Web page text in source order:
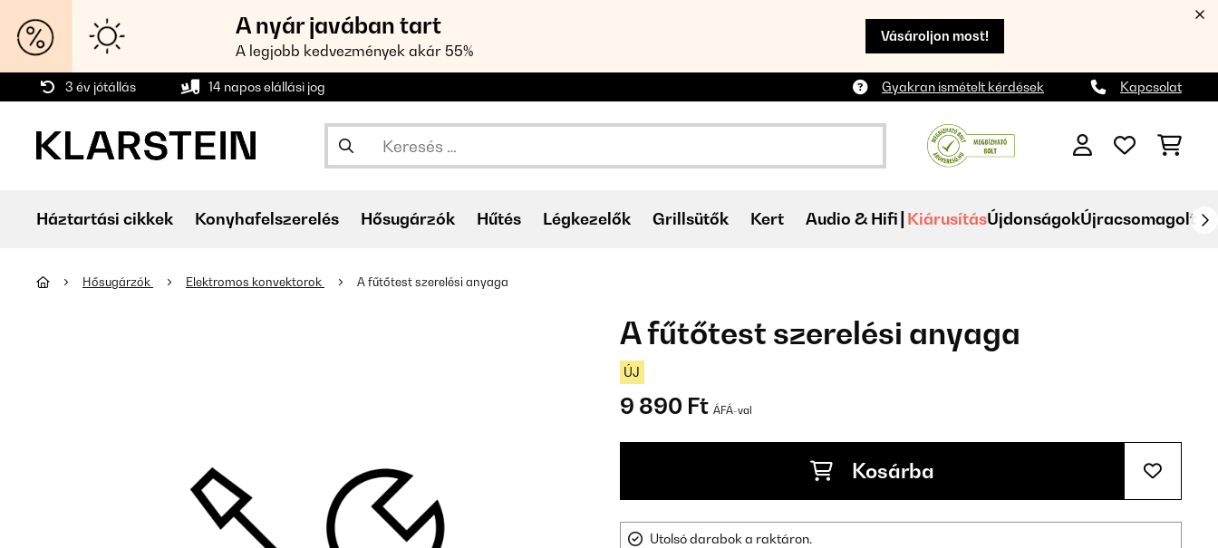
A nyár javában tart
A legjobb kedvezmények akár 55%
Vásároljon most!
3 év jótállás 14 napos elállási jog Gyakran ismételt kérdések Kapcsolat
Háztartási cikkek Konyhafelszerelés Hősugárzók Hűtés Légkezelők Grillsütők Kert Audio & Hifi KiárusításÚjdonságokÚjracsomagolt
Hősugárzók Elektromos konvektorok A fűtőtest szerelési anyaga
A fűtőtest szerelési anyaga
ÚJ
9 890 Ft ÁFÁ-val
Kosárba
Utolsó darabok a raktáron.